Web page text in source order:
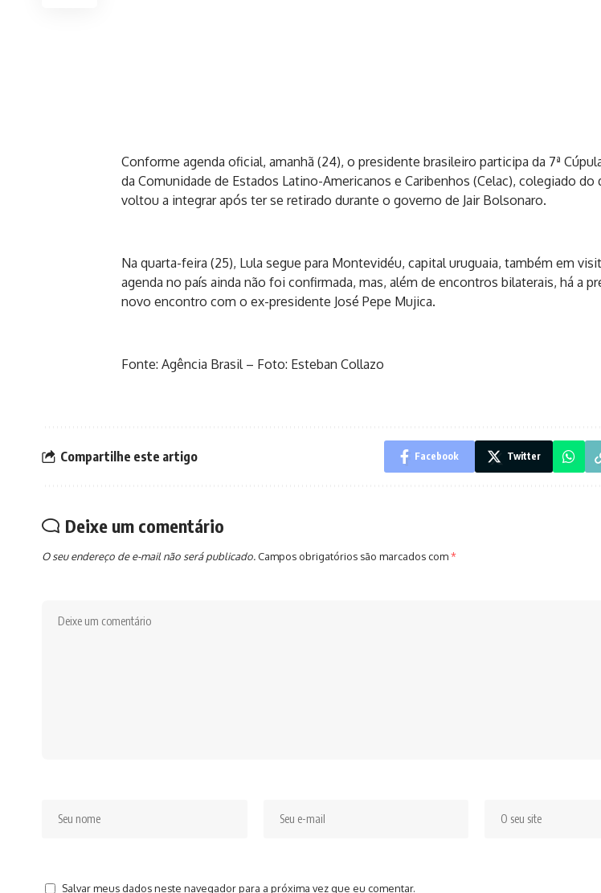
Conforme agenda oficial, amanhã (24), o presidente brasileiro participa da 7ª
da Comunidade de Estados Latino-Americanos e Caribenhos (Celac), colegiado do
voltou a integrar após ter se retirado durante o governo de Jair Bolsonaro.
Na quarta-feira (25), Lula segue para Montevidéu, capital uruguaia, também em
agenda no país ainda não foi confirmada, mas, além de encontros bilaterais, há a
novo encontro com o ex-presidente José Pepe Mujica.
Fonte: Agência Brasil – Foto: Esteban Collazo
Compartilhe este artigo Facebook Twitter
Deixe um comentário
O seu endereço de e-mail não será publicado. Campos obrigatórios são marcados com*
Salvar meus dados neste navegador para a próxima vez que eu comentar.